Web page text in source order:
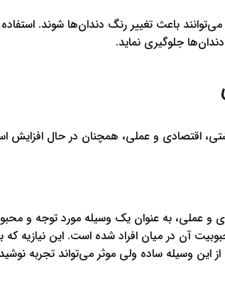
باعث تغییر رنگ دندان‌ها شوند.
جلوگیری نماید.
اقتصادی و عملی، همچنان در حال
و عملی، به عنوان یک وسیله مورد توجه و
آن در میان افراد شده است. این نیازیه که
این وسیله ساده ولی موثر می‌تواند تجربه